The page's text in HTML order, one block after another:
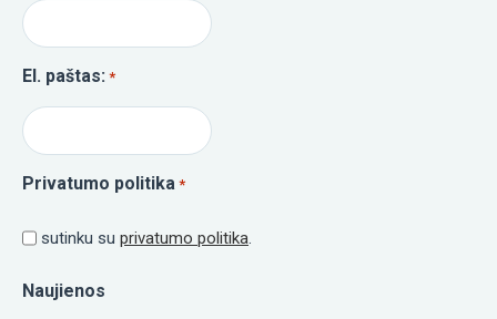
El. paštas: *
Privatumo politika *
sutinku su privatumo politika.
Naujienos